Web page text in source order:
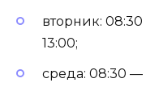
вторник:
13:00;
среда: 08:30 —